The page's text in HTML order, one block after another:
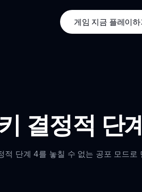
게임 지금 플레이하
결정적 단
적 단계 4를 놓칠 수 없는 공포 모드로